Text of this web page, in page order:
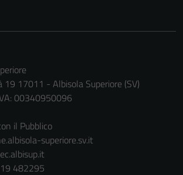
19 17011 - Albisola Superiore (SV)
00340950096
il Pubblico
superiore.sv.it
482295